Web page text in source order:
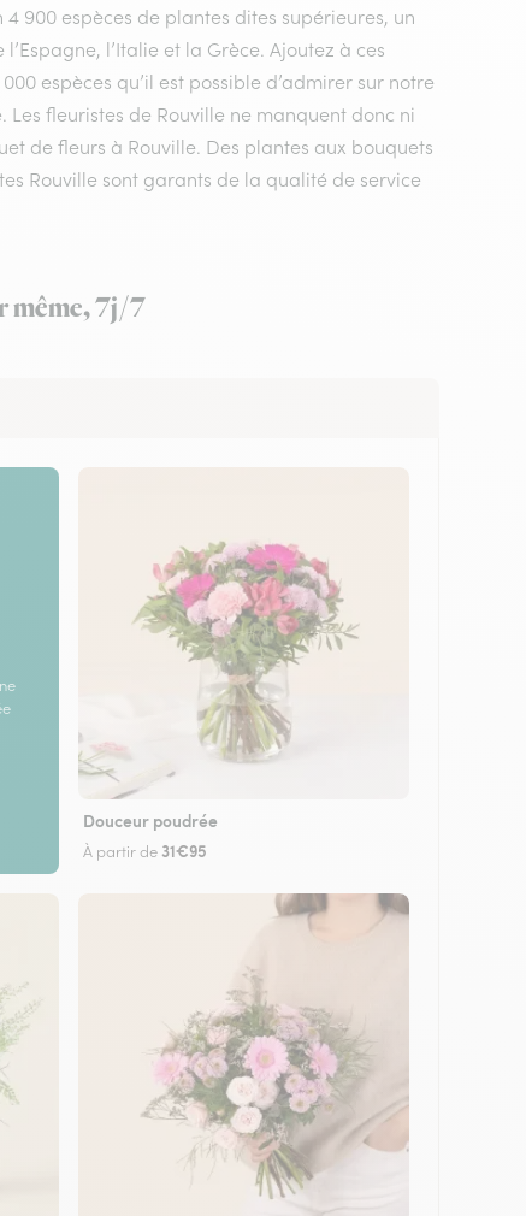
900 espèces de plantes dites supérieures, un
l’Italie et la Grèce. Ajoutez à ces
espèces qu’il est possible d’admirer sur notre
fleuristes de Rouville ne manquent donc ni
de fleurs à Rouville. Des plantes aux bouquets
Rouville sont garants de la qualité de service
même, 7j/7
Douceur poudrée
À partir de 31€95